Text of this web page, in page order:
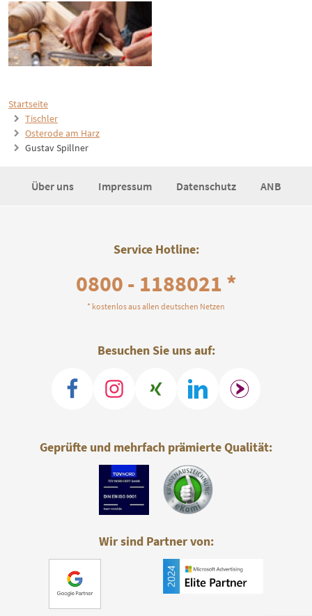
Startseite
Tischler
Osterode am Harz
Gustav Spillner
Über uns Impressum Datenschutz ANB
Service Hotline:
0800 - 1188021 *
* kostenlos aus allen deutschen Netzen
Besuchen Sie uns auf:
Geprüfte und mehrfach prämierte Qualität:
Wir sind Partner von: